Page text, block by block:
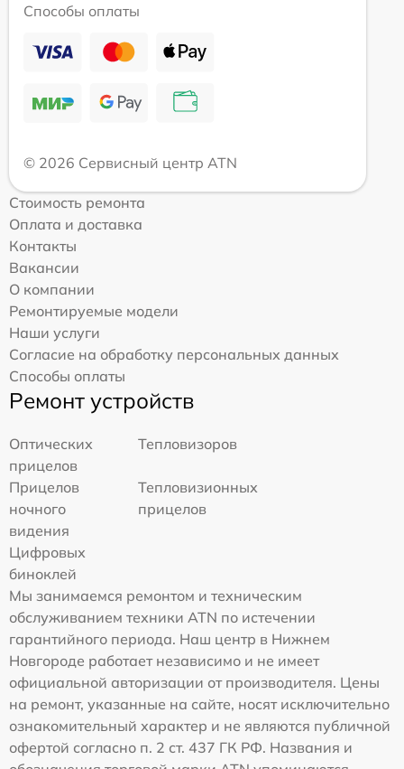
Способы оплаты
© 2026 Сервисный центр ATN
Стоимость ремонта
Оплата и доставка
Контакты
Вакансии
О компании
Ремонтируемые модели
Наши услуги
Согласие на обработку персональных данных
Способы оплаты
Ремонт устройств
Оптических
прицелов
Тепловизоров
Прицелов
ночного
видения
Тепловизионных
прицелов
Цифровых
биноклей
Мы занимаемся ремонтом и техническим
обслуживанием техники ATN по истечении
гарантийного периода. Наш центр в Нижнем
Новгороде работает независимо и не имеет
официальной авторизации от производителя. Цены
на ремонт, указанные на сайте, носят исключительно
ознакомительный характер и не являются публичной
офертой согласно п. 2 ст. 437 ГК РФ. Названия и